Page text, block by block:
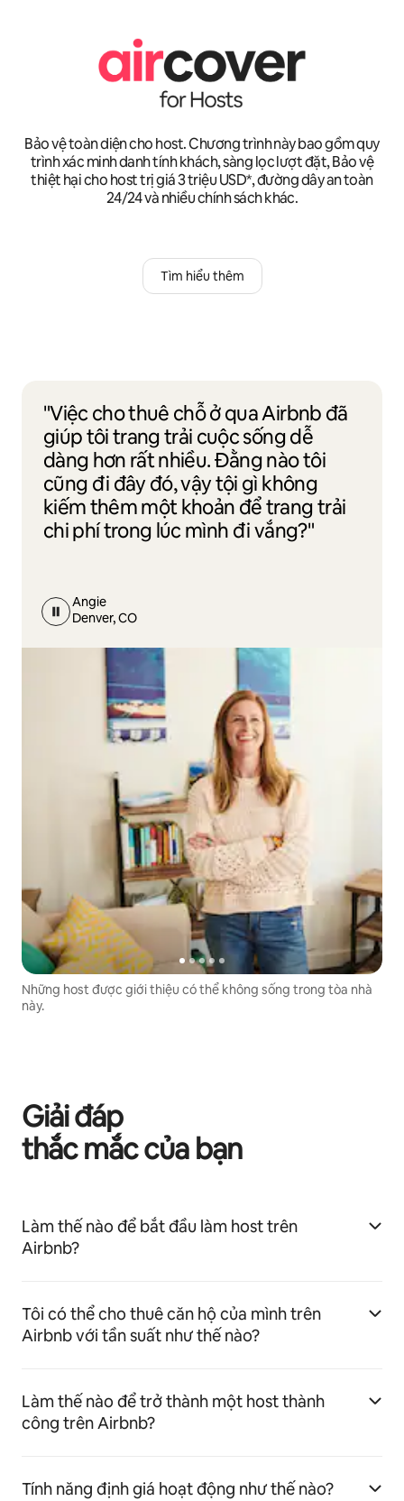
Bảo vệ toàn diện cho host. Chương trình này bao gồm quy
trình xác minh danh tính khách, sàng lọc lượt đặt, Bảo vệ
thiệt hại cho host trị giá 3 triệu USD*, đường dây an toàn
24/24 và nhiều chính sách khác.
Tìm hiểu thêm
"Việc cho thuê chỗ ở qua Airbnb đã
giúp tôi trang trải cuộc sống dễ
dàng hơn rất nhiều. Đằng nào tôi
cũng đi đây đó, vậy tội gì không
kiếm thêm một khoản để trang trải
chi phí trong lúc mình đi vắng?"
Angie
Denver, CO
Những host được giới thiệu có thể không sống trong tòa nhà
này.
Giải đáp
thắc mắc của bạn
Làm thế nào để bắt đầu làm host trên
Airbnb?
Tôi có thể cho thuê căn hộ của mình trên
Airbnb với tần suất như thế nào?
Làm thế nào để trở thành một host thành
công trên Airbnb?
Tính năng định giá hoạt động như thế nào?